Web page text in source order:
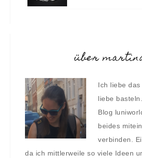
über
Ich liebe
liebe
Blog
beides
verbinden.
da ich mittlerweile so viele Ideen